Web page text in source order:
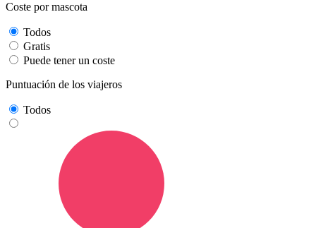
Coste por mascota
Todos
Gratis
Puede tener un coste
Puntuación de los viajeros
Todos